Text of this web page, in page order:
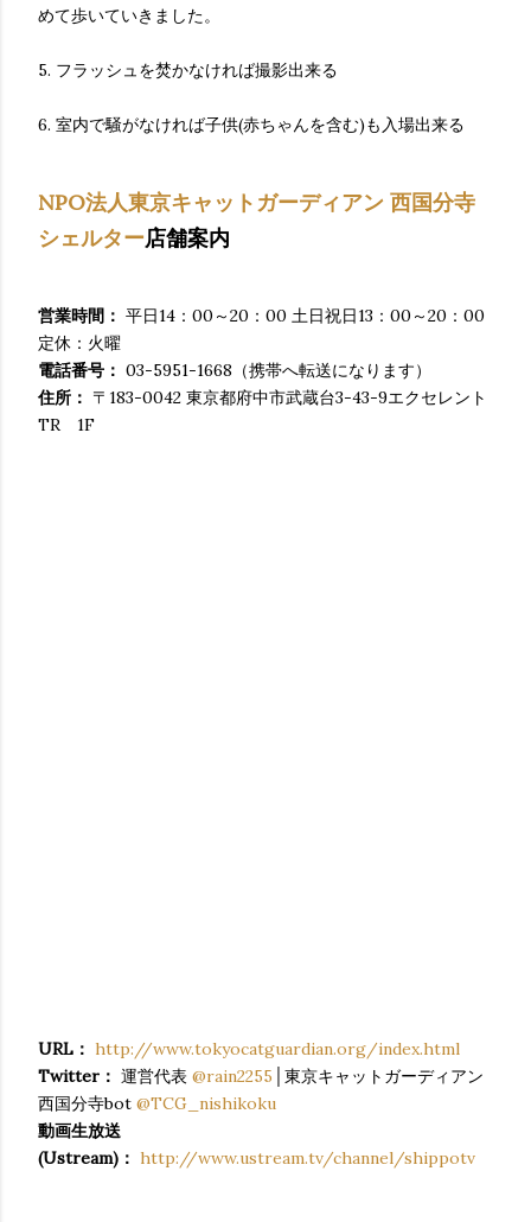
めて歩いていきました。
5. フラッシュを焚かなければ撮影出来る
6. 室内で騒がなければ子供(赤ちゃんを含む)も入場出来る
NPO法人東京キャットガーディアン 西国分寺
シェルター店舗案内
営業時間： 平日14：00～20：00 土日祝日13：00～20：00
定休：火曜
電話番号： 03-5951-1668（携帯へ転送になります）
住所： 〒183-0042 東京都府中市武蔵台3-43-9エクセレント
TR 1F
URL： http://www.tokyocatguardian.org/index.html
Twitter： 運営代表 @rain2255 │東京キャットガーディアン
西国分寺bot @TCG_nishikoku
動画生放送
(Ustream)： http://www.ustream.tv/channel/shippotv